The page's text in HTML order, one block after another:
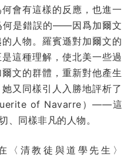
會有這樣的反應，也進一
何是錯誤的——因爲加爾文
人物。羅賓遜對加爾文的
這種理解，使北美一些過
文的群體，重新對他產生
又同樣引人入勝地評析了
of Navarre）——這
、同樣非凡的人物。
〈清教徒與道學先生〉